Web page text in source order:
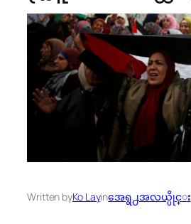
Written byKo Layinအေရွ႕အလယ္ပိုင္း